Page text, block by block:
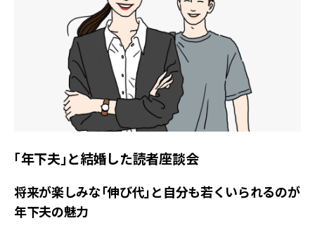
「年下夫」と結婚した読者座談会
将来が楽しみな「伸び代」と自分も若くいられるのが
年下夫の魅力